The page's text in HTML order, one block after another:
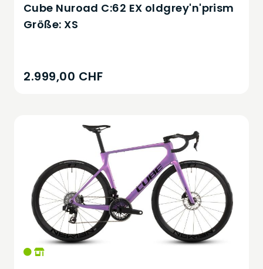
Cube Nuroad C:62 EX oldgrey'n'prism
Größe: XS
2.999,00 CHF